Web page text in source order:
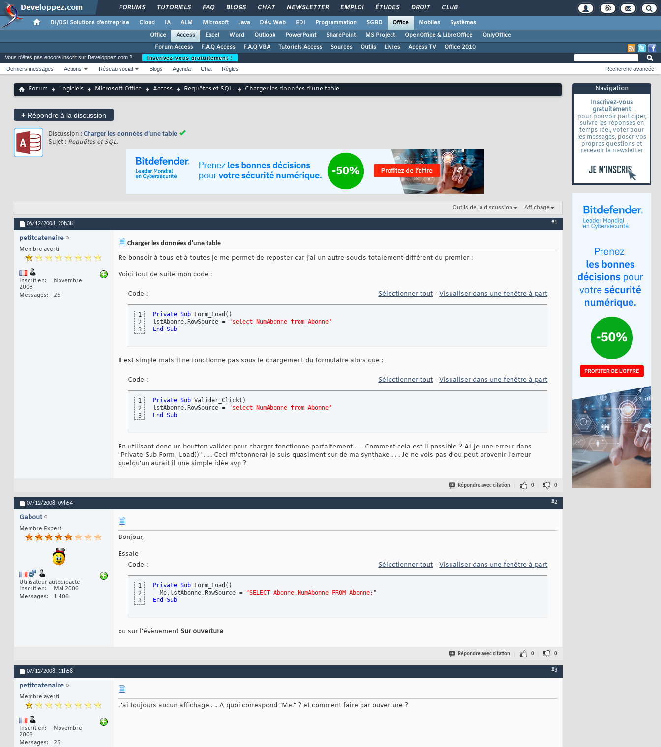
FORUMS TUTORIELS FAQ BLOGS CHAT NEWSLETTER EMPLOI ÉTUDES DROIT CLUB
DI/DSI Solutions d'entreprise Cloud IA ALM Microsoft Java Dév. Web EDI Programmation SGBD Office Mobiles
Systèmes
Office
Access Excel Word Outlook PowerPoint SharePoint MS Project OpenOffice & LibreOffice
OnlyOffice
Forum Access
F.A.Q Access F.A.Q VBA Tutoriels Access Sources Outils Livres Access TV Office 2010
Navigation
Inscrivez-vous
gratuitement
pour pouvoir participer,
suivre les réponses en
temps réel, voter pour
les messages, poser vos
propres questions et
recevoir la newsletter
Vous n'êtes pas encore inscrit sur Developpez.com ?
Inscrivez-vous gratuitement !
Derniers messages
Actions Réseau social Blogs Agenda Chat Règles Recherche avancée
Forum Logiciels Microsoft Office Access Requêtes et SQL. Charger les données d'une table
+ Répondre à la discussion
Discussion : Charger les données d'une table
Sujet : Requêtes et SQL.
Outils de la discussion Affichage
06/12/2008, 20h38 #1
petitcatenaire
Membre averti
Inscrit en
Novembre
2008
Messages
25
Charger les données d'une table
Re bonsoir à tous et à toutes je me permet de reposter car j'ai un autre soucis totalement différent du premier :
Voici tout de suite mon code :
Code : Sélectionner tout - Visualiser dans une fenêtre à part
1
2
3
Private Sub Form_Load ( )
lstAbonne.RowSource =
"select NumAbonne from Abonne"
End
Sub
Il est simple mais il ne fonctionne pas sous le chargement du formulaire alors que :
Code : Sélectionner tout - Visualiser dans une fenêtre à part
1
2
3
Private Sub Valider_Click( )
lstAbonne.RowSource =
"select NumAbonne from Abonne"
End
Sub
En utilisant donc un boutton valider pour charger fonctionne parfaitement . . . Comment cela est il possible ? Ai-je une erreur dans
"Private Sub Form_Load()" . . . Ceci m'etonnerai je suis quasiment sur de ma synthaxe . . . Je ne vois pas d'ou peut provenir l'erreur
quelqu'un aurait il une simple idée svp ?
Répondre avec citation 0 0
07/12/2008, 09h54 #2
Gabout
Membre Expert
Utilisateur autodidacte
Inscrit en
Mai 2006
Messages
1 406
Bonjour,
Essaie
Code :
Sélectionner tout - Visualiser dans une fenêtre à part
1
2
3
Private Sub Form_Load ( )
  Me.lstAbonne.RowSource =
"SELECT Abonne.NumAbonne FROM Abonne;"
End
Sub
ou sur l'évènement Sur ouverture
Répondre avec citation 0 0
07/12/2008, 11h58 #3
petitcatenaire
Membre averti
Inscrit en
Novembre
2008
Messages
25
J'ai toujours aucun affichage . .. A quoi correspond "Me." ? et comment faire par ouverture ?